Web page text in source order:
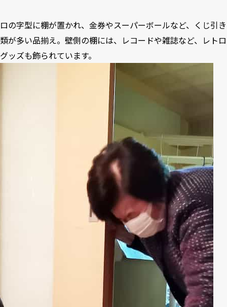
ロの字型に棚が置かれ、金券やスーパーボールなど、くじ引き
類が多い品揃え。壁側の棚には、レコードや雑誌など、レトロ
グッズも飾られています。